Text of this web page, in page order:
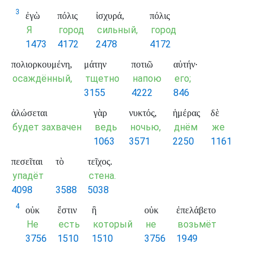
3 ἐγὼ
Я
1473
πόλις
город
4172
ἰσχυρά,
сильный,
2478
πόλις
город
4172
πολιορκουμένη,
осаждённый,
μάτην
тщетно
3155
ποτιῶ
напою
4222
αὐτήν·
его;
846
ἁλώσεται
будет захвачен
γὰρ
ведь
1063
νυκτός,
ночью,
3571
ἡμέρας
днём
2250
δὲ
же
1161
πεσεῖται
упадёт
4098
τὸ
3588
τεῖχος.
стена.
5038
4 οὐκ
Не
3756
ἔστιν
есть
1510
ἣ
который
1510
οὐκ
не
3756
ἐπελάβετο
возьмёт
1949